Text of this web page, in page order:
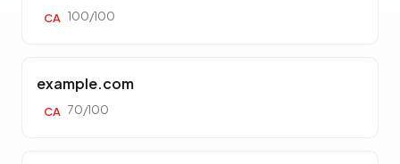
CA 100/100
example.com
CA 70/100